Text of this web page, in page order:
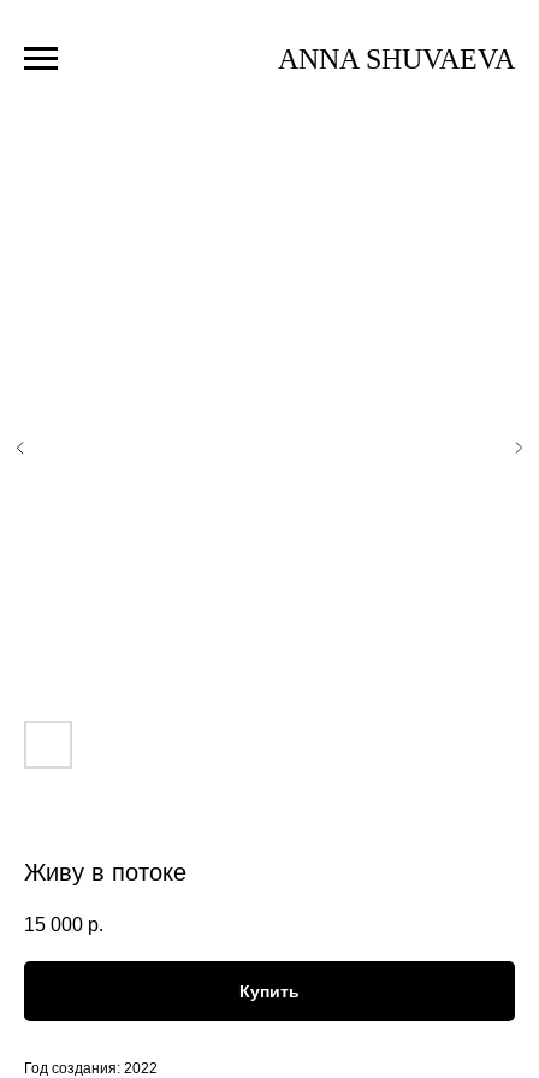
ANNA SHUVAEVA
Живу в потоке
15 000 р.
Купить
Год создания: 2022